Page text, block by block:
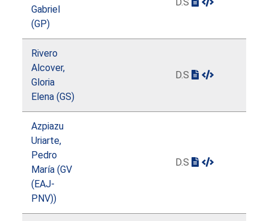
Gabriel
(GP)
Rivero
Alcover,
Gloria
Elena (GS)
D.S
Azpiazu
Uriarte,
Pedro
María (GV
(EAJ-
PNV))
D.S